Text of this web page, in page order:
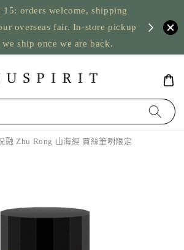
15: orders welcome, shipping
overseas fair. In-store pickup
ship once we are back.
US
融 Zhu Rong 山海經 賈絲筆咧限定